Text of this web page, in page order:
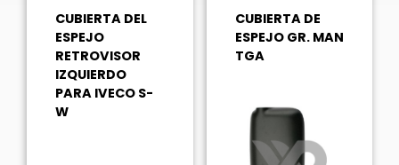
CUBIERTA DEL
ESPEJO
RETROVISOR
IZQUIERDO
PARA IVECO S-
W
CUBIERTA DE
ESPEJO GR. MAN
TGA